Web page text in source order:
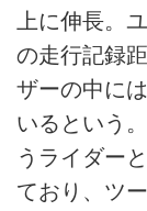
上に伸長。
の走行記録
ザーの中に
いるという
うライダー
ており、ツ